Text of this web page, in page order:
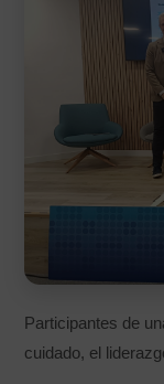
Participantes de
cuidado, el